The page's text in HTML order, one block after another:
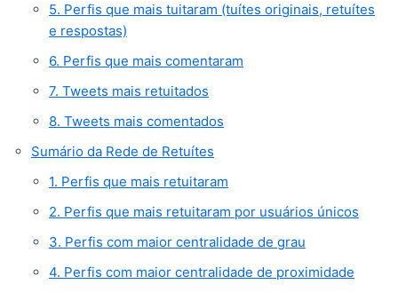
5. Perfis que mais tuitaram (tuítes originais, retuítes
e respostas)
6. Perfis que mais comentaram
7. Tweets mais retuitados
8. Tweets mais comentados
Sumário da Rede de Retuítes
1. Perfis que mais retuitaram
2. Perfis que mais retuitaram por usuários únicos
3. Perfis com maior centralidade de grau
4. Perfis com maior centralidade de proximidade